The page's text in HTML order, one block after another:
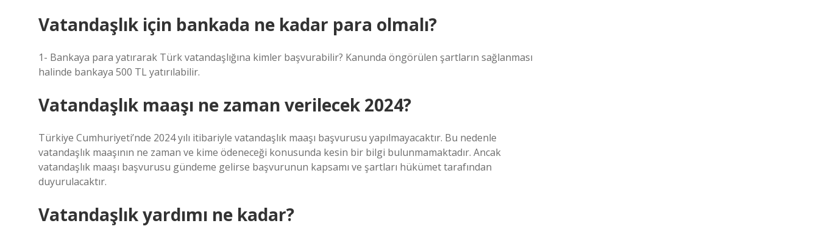
Vatandaşlık için bankada ne kadar para olmalı?
1- Bankaya para yatırarak Türk vatandaşlığına kimler başvurabilir? Kanunda öngörülen şartların sağlanması
halinde bankaya 500 TL yatırılabilir.
Vatandaşlık maaşı ne zaman verilecek 2024?
Türkiye Cumhuriyeti’nde 2024 yılı itibariyle vatandaşlık maaşı başvurusu yapılmayacaktır. Bu nedenle
vatandaşlık maaşının ne zaman ve kime ödeneceği konusunda kesin bir bilgi bulunmamaktadır. Ancak
vatandaşlık maaşı başvurusu gündeme gelirse başvurunun kapsamı ve şartları hükümet tarafından
duyurulacaktır.
Vatandaşlık yardımı ne kadar?